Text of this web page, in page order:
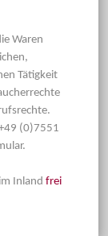
Waren
Tätigkeit
(0)7551
Inland frei